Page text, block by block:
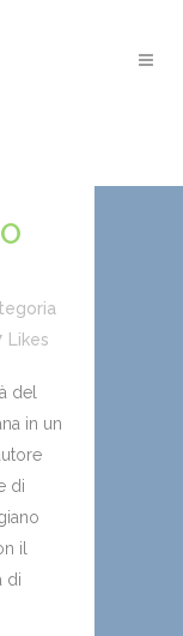
Likes
del
in un
di
il
di